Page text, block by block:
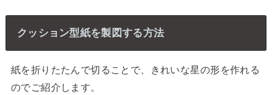
クッション型紙を製図する方法
紙を折りたたんで切ることで、きれいな星の形を作れる
のでご紹介します。